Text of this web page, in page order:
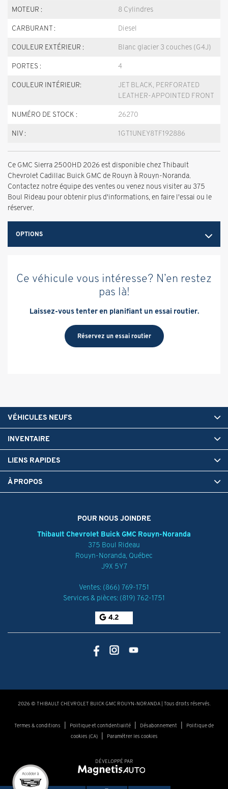
MOTEUR : 8 Cylindres
CARBURANT : Diesel
COULEUR EXTÉRIEUR : Blanc glacier 3 couches (G4J)
PORTES : 4
COULEUR INTÉRIEUR:
JET BLACK, PERFORATED
LEATHER-APPOINTED FRONT
NUMÉRO DE STOCK : 26270
NIV : 1GT1UNEY8TF192886
Ce GMC Sierra 2500HD 2026 est disponible chez Thibault
Chevrolet Cadillac Buick GMC de Rouyn à Rouyn-Noranda.
Contactez notre équipe des ventes ou venez nous visiter au 375
Boul Rideau pour obtenir plus d'informations, en faire l'essai ou le
réserver.
OPTIONS
Ce véhicule vous intéresse? N’en restez
pas là!
Laissez-vous tenter en planifiant un essai routier.
Réservez un essai routier
POUR NOUS JOINDRE
Thibault Chevrolet Buick GMC Rouyn-Noranda
375 Boul Rideau
Rouyn-Noranda, Québec
J9X 5Y7
Ventes: (866) 769-1751
Services & pièces: (819) 762-1751
4.2
VÉHICULES NEUFS
INVENTAIRE
LIENS RAPIDES
À PROPOS
2026 © THIBAULT CHEVROLET BUICK GMC ROUYN-NORANDA| Tous droits réservés.
Termes & conditions | Politique et confidentialité | Désabonnement |
Politique de
cookies (CA)| Paramétrer les cookies
DÉVELOPPÉ PAR